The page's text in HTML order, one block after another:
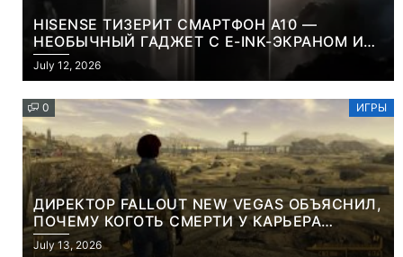
HISENSE ТИЗЕРИТ СМАРТФОН A10 —
НЕОБЫЧНЫЙ ГАДЖЕТ С E-INK-ЭКРАНОМ И
СЪЕМНОЙ LCD-ПАНЕЛЬЮ ДЛЯ ЦВЕТНОГО
КОНТЕНТА И СОЦСЕТЕЙ
July 12, 2026
0 ИГРЫ
ДИРЕКТОР FALLOUT NEW VEGAS ОБЪЯСНИЛ,
ПОЧЕМУ КОГОТЬ СМЕРТИ У КАРЬЕРА
НАМЕРЕННО СНОСИТ ВАМ ГОЛОВУ
July 13, 2026